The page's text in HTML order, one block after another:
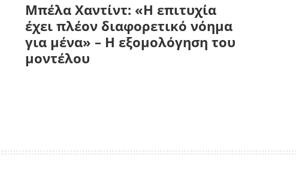
Μπέλα Χαντίντ: «Η επιτυχία
έχει πλέον διαφορετικό νόημα
για μένα» – Η εξομολόγηση του
μοντέλου